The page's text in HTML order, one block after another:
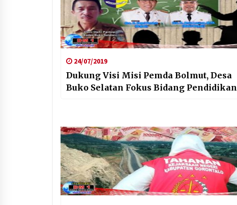
24/07/2019
Dukung Visi Misi Pemda Bolmut, Desa
Buko Selatan Fokus Bidang Pendidikan